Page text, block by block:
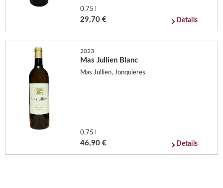
0,75 l
29,70 € Details
2023
Mas Jullien Blanc
Mas Jullien, Jonquieres
0,75 l
46,90 € Details